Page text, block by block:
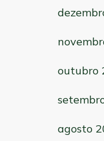
outubro
agosto